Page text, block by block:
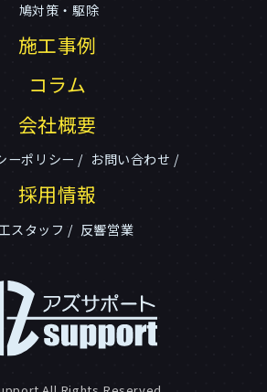
鳩対策・駆除
施工事例
コラム
会社概要
ーポリシー お問い合わせ
採用情報
スタッフ 反響営業